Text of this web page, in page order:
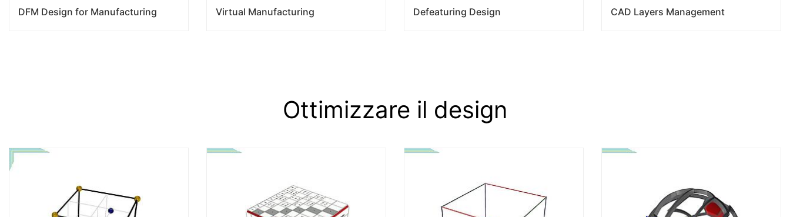
DFM Design for Manufacturing Virtual Manufacturing Defeaturing Design CAD Layers Management
Ottimizzare il design